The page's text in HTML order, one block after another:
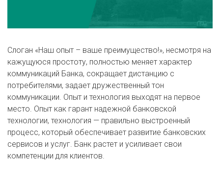
Слоган «Наш опыт – ваше преимущество!», несмотря на
кажущуюся простоту, полностью меняет характер
коммуникаций Банка, сокращает дистанцию с
потребителями, задает дружественный тон
коммуникации. Опыт и технология выходят на первое
место. Опыт как гарант надежной банковской
технологии, технология — правильно выстроенный
процесс, который обеспечивает развитие банковских
сервисов и услуг. Банк растет и усиливает свои
компетенции для клиентов.